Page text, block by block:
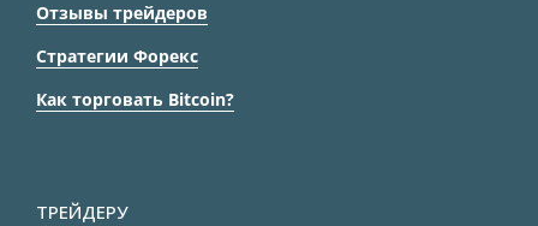
Отзывы трейдеров
Стратегии Форекс
Как торговать Bitcoin?
ТРЕЙДЕРУ